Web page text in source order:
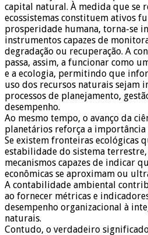
capital natural. À medida que se
ecossistemas constituem ativos
prosperidade humana, torna-se
instrumentos capazes de
degradação ou recuperação. A
passa, assim, a funcionar como
e a ecologia, permitindo que
uso dos recursos naturais sejam
processos de planejamento,
desempenho.
Ao mesmo tempo, o avanço da
planetários reforça a importância
Se existem fronteiras ecológicas
estabilidade do sistema
mecanismos capazes de indicar
econômicas se aproximam ou
A contabilidade ambiental
ao fornecer métricas e
desempenho organizacional à
naturais.
Contudo, o verdadeiro